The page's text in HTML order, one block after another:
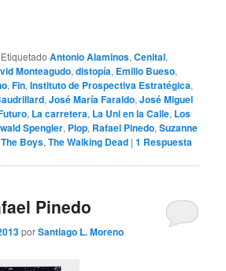
Etiquetado Antonio Alaminos,Cenital,
Monteagudo,distopía, Emilio Bueso,
,Fin,Instituto de Prospectiva Estratégica,
,José María Faraldo,José Miguel
, La carretera, La Uni en la Calle, Los
Spengler, Plop, Rafael Pinedo,Suzanne
The Boys,The Walking Dead |1 Respuesta
Pinedo
porSantiago L. Moreno